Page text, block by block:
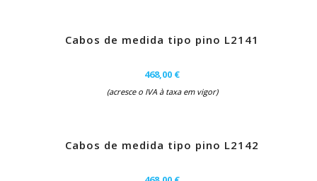
Cabos de medida tipo pino L2141
468,00 €
(acresce o IVA à taxa em vigor)
Cabos de medida tipo pino L2142